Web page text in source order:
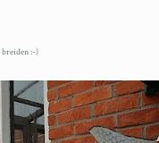
breiden :-)